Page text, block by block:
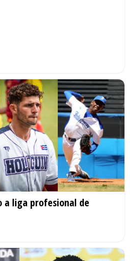
a liga profesional de